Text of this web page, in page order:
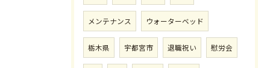
メンテナンス ウォーターベッド
栃木県 宇都宮市 退職祝い 慰労会